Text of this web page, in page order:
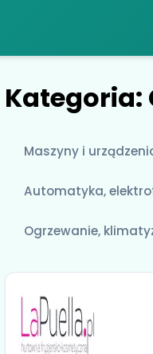
Kategoria:
Maszyny i
Automatyka,
Ogrzewanie,